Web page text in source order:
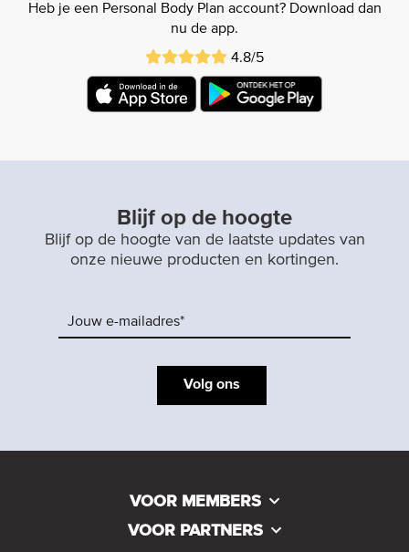
Heb je een Personal Body Plan account? Download dan
nu de app.
4.8/5
Blijf op de hoogte
Blijf op de hoogte van de laatste updates van
onze nieuwe producten en kortingen.
Volg ons
VOOR MEMBERS
VOOR PARTNERS